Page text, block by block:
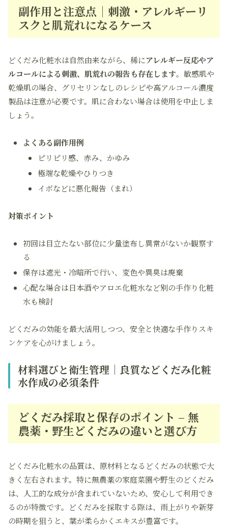
副作用と注意点｜刺激・アレルギーリ
スクと肌荒れになるケース
どくだみ化粧水は自然由来ながら、稀にアレルギー反応やア
ルコールによる刺激、肌荒れの報告も存在します。敏感肌や
乾燥肌の場合、グリセリンなしのレシピや高アルコール濃度
製品は注意が必要です。肌に合わない場合は使用を中止しま
しょう。
よくある副作用例
ピリピリ感、赤み、かゆみ
極端な乾燥やひりつき
イボなどに悪化報告（まれ）
対策ポイント
初回は目立たない部位に少量塗布し異常がないか観察す
る
保存は遮光・冷暗所で行い、変色や異臭は廃棄
心配な場合は日本酒やアロエ化粧水など別の手作り化粧
水も検討
どくだみの効能を最大活用しつつ、安全と快適な手作りスキ
ンケアを心がけましょう。
材料選びと衛生管理｜良質などくだみ化粧
水作成の必須条件
どくだみ採取と保存のポイント – 無
農薬・野生どくだみの違いと選び方
どくだみ化粧水の品質は、原材料となるどくだみの状態で大
きく左右されます。特に無農薬の家庭菜園や野生のどくだみ
は、人工的な成分が含まれていないため、安心して利用でき
るのが特徴です。どくだみを採取する際は、雨上がりや新芽
の時期を狙うと、葉が柔らかくエキスが豊富です。